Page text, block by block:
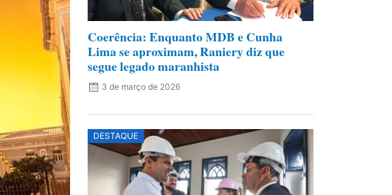
Coerência: Enquanto MDB e Cunha
Lima se aproximam, Raniery diz que
segue legado maranhista
3 de março de 2026
DESTAQUE